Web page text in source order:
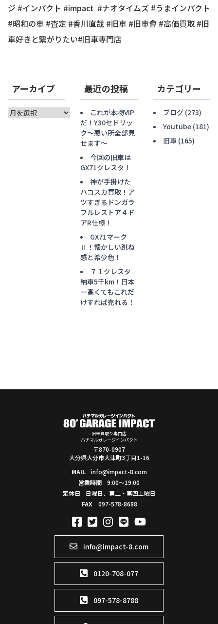
ジ #インパクト #impact #ナオタイムズ #うまインパクト
#昭和の車 #査定 #香川直哉 #旧車 #旧車會 #高価買取 #旧
車好きと繋がりたい#旧車専門店
アーカイブ
ア
最近の投稿
これが本物VIP
だ！Y30セドリッ
ク〜悪い所全部見
せます〜
今回の旧車は
GX71クレスタ！
神が手掛けた
ハコスカ買取！ア
ツすぎるドンガラ
フルレストア４ド
アR仕様！
GX71マーク
Ⅱ！懐かしい跳ね
感と希少色！
７１クレスタ
納車5千km！日本
一高くてもこれだ
けすれば売れる！
カテゴリー
ブログ(273)
Youtube(181)
旧車 (165)
旧車買取り専門店
ハチマルガレージインパクト
〒870-0907
大分県大分市大津町3丁目1-16
MAIL
info@impact-8.com
営業時間
9:00～19:00
定休日
日曜日、第二・第四土曜日
FAX
097-578-8688
info@impact-8.com
0120-708-077
097-578-8788